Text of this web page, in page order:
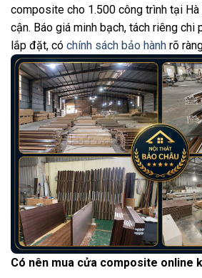
composite cho 1.500 công trình tại
cận. Báo giá minh bạch, tách riêng chi
lắp đặt, có chính sách bảo hành rõ
Có nên mua cửa composite online